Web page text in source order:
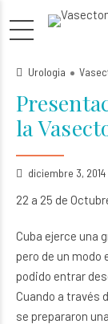
Urologia
la
diciembre 3, 2014
22 a 25 de
Cuba ejerce una
pero de un modo
podido entrar
Cuando a través
se prepararon